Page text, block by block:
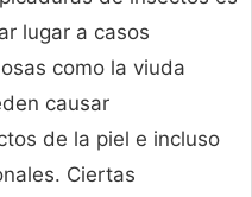
lugar a casos
como la viuda
causar
de la piel e incluso
Ciertas